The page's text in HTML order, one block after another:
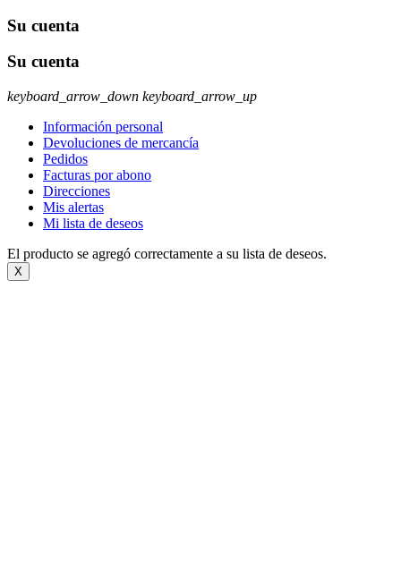
Su cuenta
Su cuenta
keyboard_arrow_down keyboard_arrow_up
Información personal
Devoluciones de mercancía
Pedidos
Facturas por abono
Direcciones
Mis alertas
Mi lista de deseos
El producto se agregó correctamente a su lista de deseos.
X